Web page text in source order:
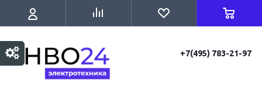
+7(495) 783-21-97